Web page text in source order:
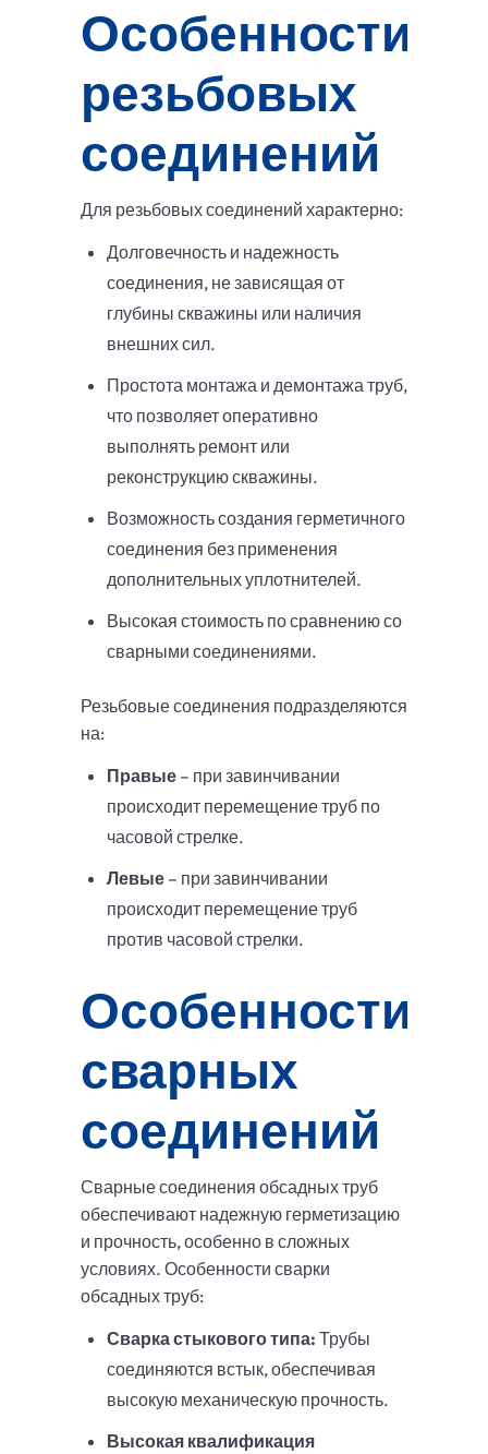
Особенности
резьбовых
соединений
Для резьбовых соединений характерно:
Долговечность и надежность
соединения, не зависящая от
глубины скважины или наличия
внешних сил.
Простота монтажа и демонтажа труб,
что позволяет оперативно
выполнять ремонт или
реконструкцию скважины.
Возможность создания герметичного
соединения без применения
дополнительных уплотнителей.
Высокая стоимость по сравнению со
сварными соединениями.
Резьбовые соединения подразделяются
на:
Правые – при завинчивании
происходит перемещение труб по
часовой стрелке.
Левые – при завинчивании
происходит перемещение труб
против часовой стрелки.
Особенности
сварных
соединений
Сварные соединения обсадных труб
обеспечивают надежную герметизацию
и прочность, особенно в сложных
условиях. Особенности сварки
обсадных труб:
Сварка стыкового типа: Трубы
соединяются встык, обеспечивая
высокую механическую прочность.
Высокая квалификация